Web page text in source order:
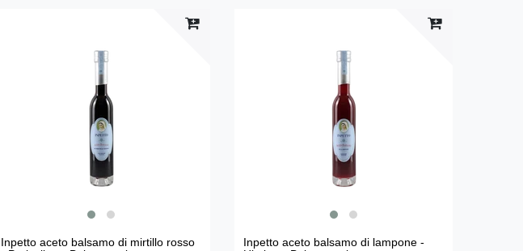
Inpetto aceto balsamo di mirtillo rosso
Inpetto aceto balsamo di lampone -